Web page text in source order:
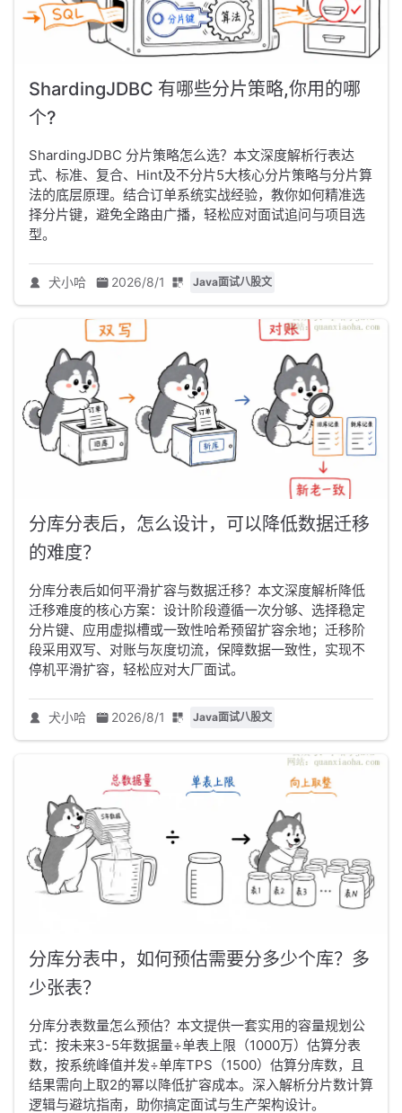
ShardingJDBC 有哪些分片策略,你用的哪
个?
ShardingJDBC 分片策略怎么选？本文深度解析行表达
式、标准、复合、Hint及不分片5大核心分片策略与分片算
法的底层原理。结合订单系统实战经验，教你如何精准选
择分片键，避免全路由广播，轻松应对面试追问与项目选
型。
犬小哈 2026/8/1 Java面试八股文
分库分表后，怎么设计，可以降低数据迁移
的难度？
分库分表后如何平滑扩容与数据迁移？本文深度解析降低
迁移难度的核心方案：设计阶段遵循一次分够、选择稳定
分片键、应用虚拟槽或一致性哈希预留扩容余地；迁移阶
段采用双写、对账与灰度切流，保障数据一致性，实现不
停机平滑扩容，轻松应对大厂面试。
犬小哈 2026/8/1 Java面试八股文
分库分表中，如何预估需要分多少个库？多
少张表？
分库分表数量怎么预估？本文提供一套实用的容量规划公
式：按未来3-5年数据量÷单表上限（1000万）估算分表
数，按系统峰值并发÷单库TPS（1500）估算分库数，且
结果需向上取2的幂以降低扩容成本。深入解析分片数计算
逻辑与避坑指南，助你搞定面试与生产架构设计。